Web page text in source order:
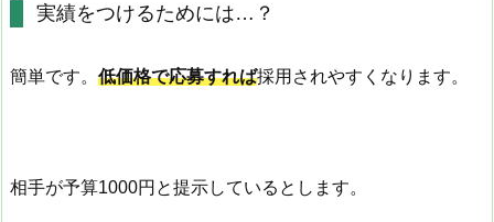
実績をつけるためには…？
簡単です。 低価格で応募すれば採用されやすくなります。
相手が予算1000円と提示しているとします。